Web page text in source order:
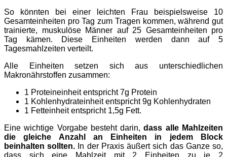
So könnten bei einer leichten Frau beispielsweise 10
Gesamteinheiten pro Tag zum Tragen kommen, während gut
trainierte, muskulöse Männer auf 25 Gesamteinheiten pro
Tag kämen. Diese Einheiten werden dann auf 5
Tagesmahlzeiten verteilt.
Alle Einheiten setzen sich aus unterschiedlichen
Makronährstoffen zusammen:
1 Proteineinheit entspricht 7g Protein
1 Kohlenhydrateinheit entspricht 9g Kohlenhydraten
1 Fetteinheit entspricht 1,5g Fett.
Eine wichtige Vorgabe besteht darin,dass alle Mahlzeiten
die gleiche Anzahl an Einheiten in jedem Block
beinhalten sollten. In der Praxis äußert sich das Ganze so,